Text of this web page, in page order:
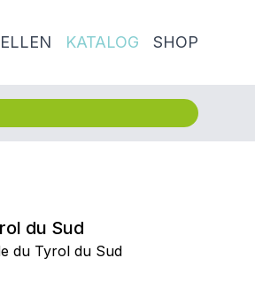
KATALOG SHOP
du Sud
du Tyrol du Sud